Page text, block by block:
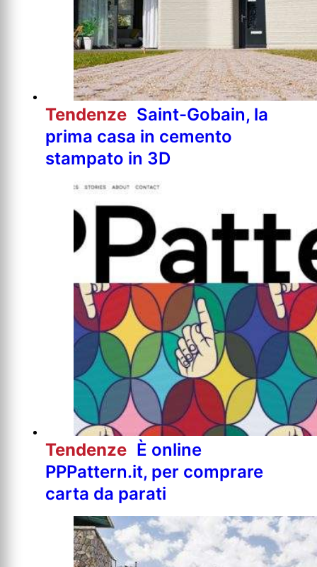
Tendenze Saint-Gobain, la
prima casa in cemento
stampato in 3D
Tendenze È online
PPPattern.it, per comprare
carta da parati